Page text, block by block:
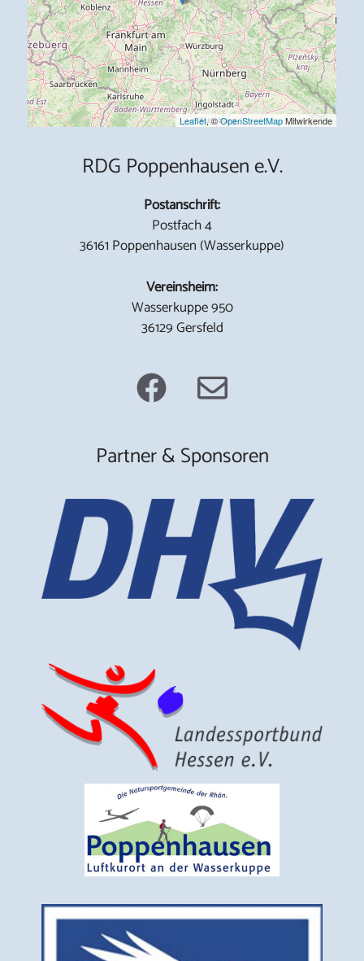
Leaflet, ©OpenStreetMapMitwirkende
RDG Poppenhausen e.V.
Postanschrift:
Postfach 4
36161 Poppenhausen (Wasserkuppe)
Vereinsheim:
Wasserkuppe 950
36129 Gersfeld
Partner & Sponsoren